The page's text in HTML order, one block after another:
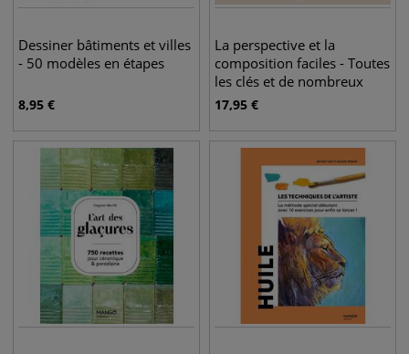
Dessiner bâtiments et villes
- 50 modèles en étapes
8,95 €
La perspective et la
composition faciles - Toutes
les clés et de nombreux
modèles !
17,95 €